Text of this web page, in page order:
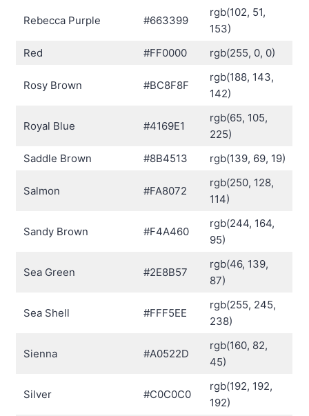
Rebecca Purple #663399
rgb(102, 51,
153)
Red
#FF0000 rgb(255, 0, 0)
Rosy Brown #BC8F8F
rgb(188, 143,
142)
Royal Blue #4169E1
rgb(65, 105,
225)
Saddle Brown
#8B4513 rgb(139, 69, 19)
Salmon #FA8072
rgb(250, 128,
114)
Sandy Brown #F4A460
rgb(244, 164,
95)
Sea Green #2E8B57
rgb(46, 139,
87)
Sea Shell #FFF5EE
rgb(255, 245,
238)
Sienna #A0522D
rgb(160, 82,
45)
Silver #C0C0C0
rgb(192, 192,
192)